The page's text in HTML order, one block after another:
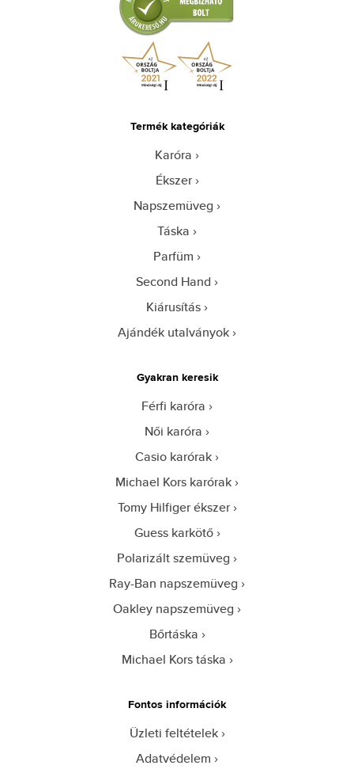
Termék kategóriák
Karóra
Ékszer
Napszemüveg
Táska
Parfüm
Second Hand
Kiárusítás
Ajándék utalványok
Gyakran keresik
Férfi karóra
Női karóra
Casio karórak
Michael Kors karórak
Tomy Hilfiger ékszer
Guess karkötő
Polarizált szemüveg
Ray-Ban napszemüveg
Oakley napszemüveg
Bőrtáska
Michael Kors táska
Fontos információk
Üzleti feltételek
Adatvédelem